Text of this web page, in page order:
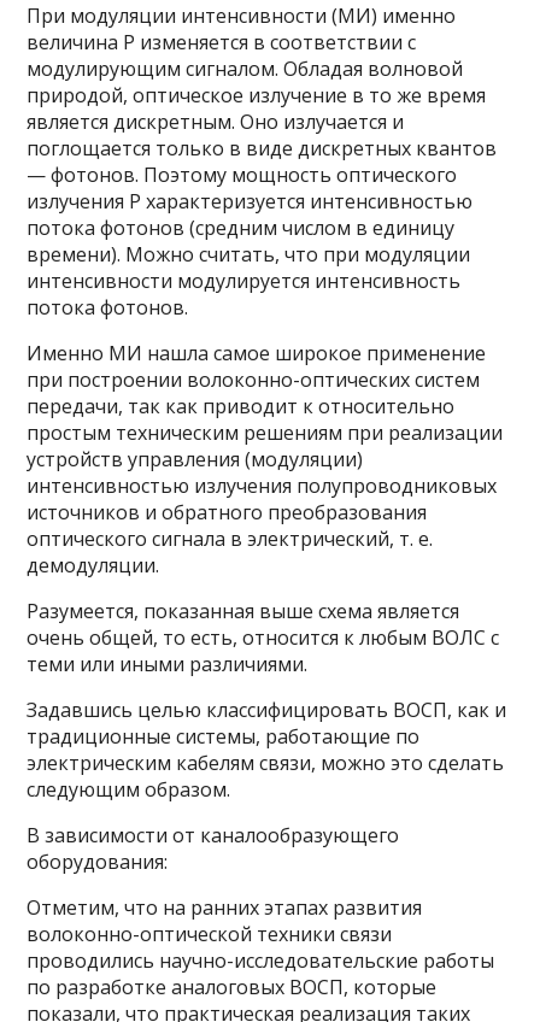
При модуляции интенсивности (МИ) именно
величина P изменяется в соответствии с
модулирующим сигналом. Обладая волновой
природой, оптическое излучение в то же время
является дискретным. Оно излучается и
поглощается только в виде дискретных квантов
— фотонов. Поэтому мощность оптического
излучения P характеризуется интенсивностью
потока фотонов (средним числом в единицу
времени). Можно считать, что при модуляции
интенсивности модулируется интенсивность
потока фотонов.
Именно МИ нашла самое широкое применение
при построении волоконно-оптических систем
передачи, так как приводит к относительно
простым техническим решениям при реализации
устройств управления (модуляции)
интенсивностью излучения полупроводниковых
источников и обратного преобразования
оптического сигнала в электрический, т. е.
демодуляции.
Разумеется, показанная выше схема является
очень общей, то есть, относится к любым ВОЛС с
теми или иными различиями.
Задавшись целью классифицировать ВОСП, как и
традиционные системы, работающие по
электрическим кабелям связи, можно это сделать
следующим образом.
В зависимости от каналообразующего
оборудования:
Отметим, что на ранних этапах развития
волоконно-оптической техники связи
проводились научно-исследовательские работы
по разработке аналоговых ВОСП, которые
показали, что практическая реализация таких